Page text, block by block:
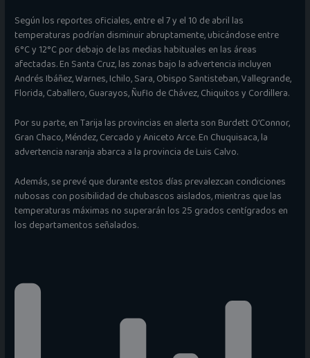
Según los reportes oficiales, entre el 7 y el 10 de abril las
temperaturas podrían disminuir abruptamente, ubicándose entre
6°C y 12°C por debajo de las medias habituales en las áreas
afectadas. En Santa Cruz, las zonas bajo la advertencia incluyen
Andrés Ibáñez, Warnes, Ichilo, Sara, Obispo Santisteban, Vallegrande,
Florida, Caballero, Guarayos, Ñuflo de Chávez, Chiquitos y Cordillera.
Por su parte, en Tarija las provincias en alerta son Burdett O’Connor,
Gran Chaco, Méndez, Cercado y Aniceto Arce. En Chuquisaca, la
advertencia naranja abarca a la provincia de Luis Calvo.
Además, se prevé que durante estos días prevalezcan condiciones
nubosas con posibilidad de chubascos aislados, mientras que las
temperaturas máximas no superarán los 25 grados centígrados en
los departamentos señalados.